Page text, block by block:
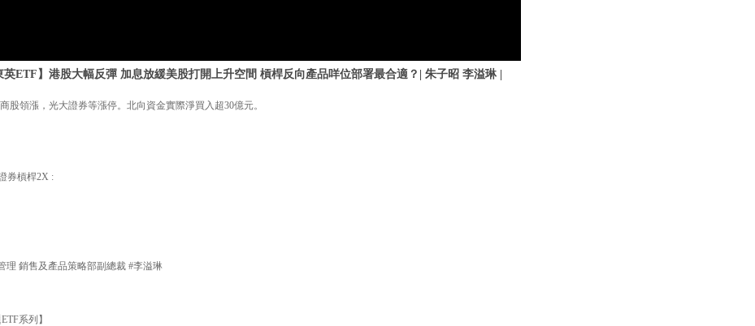
英ETF】港股大幅反彈 加息放緩美股打開上升空間 槓桿反向產品咩位部署最合適？| 朱子昭 李溢琳 |
股領漲，光大證券等漲停。北向資金實際淨買入超30億元。
券槓桿2X :
理 銷售及產品策略部副總裁 #李溢琳
系列】